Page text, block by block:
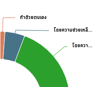
ทำด้วยตนเอง
ทำด้วยตนเอง
โดยความช่วยเหลื…
โดยความช่วยเหลื…
โดยควา…
โดยควา…